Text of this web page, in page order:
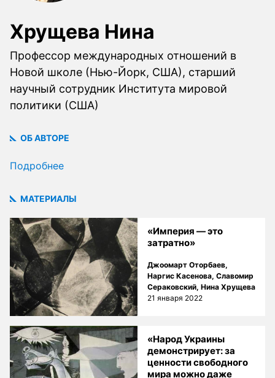
Хрущева Нина
Профессор международных отношений в
Новой школе (Нью-Йорк, США), старший
научный сотрудник Института мировой
политики (США)
ОБ АВТОРЕ
Подробнее
МАТЕРИАЛЫ
«Империя — это
затратно»
Джоомарт Оторбаев,
Наргис Касенова, Славомир
Сераковский, Нина Хрущева
21 января 2022
«Народ Украины
демонстрирует: за
ценности свободного
мира можно даже